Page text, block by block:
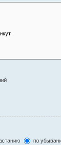
по